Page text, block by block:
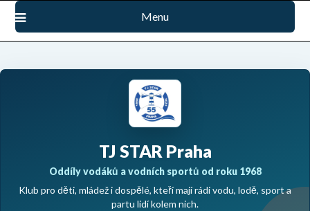
Přejdi
obsah
Menu
TJ STAR Praha
Oddíly vodáků a vodních sportů od roku 1968
Klub pro děti, mládež i dospělé, kteří mají rádi vodu, lodě, sport a
partu lidí kolem nich.